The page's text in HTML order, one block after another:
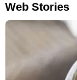
Web Stories